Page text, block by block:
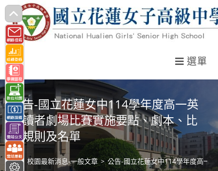
跳
轉
至
主
要
內
容
選單
公告-國立花蓮女中114學年度高一英
文讀者劇場比賽實施要點、劇本、比
賽規則及名單
> 校園最新消息-一般文章 > 公告-國立花蓮女中114學年度高一